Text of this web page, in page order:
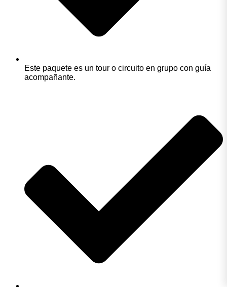
Este paquete es un tour o circuito en grupo con guía
acompañante.